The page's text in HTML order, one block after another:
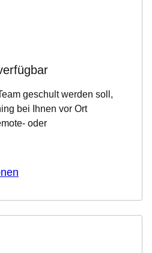
geschult werden soll,
bei Ihnen vor Ort
oder